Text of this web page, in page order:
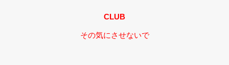
CLUB
その気にさせないで